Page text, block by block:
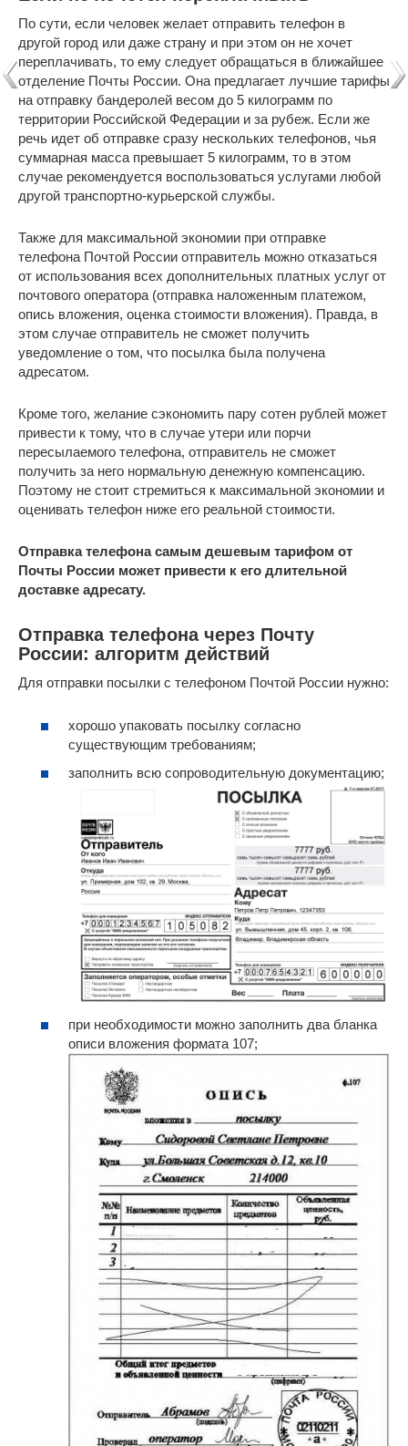
По сути, если человек желает отправить телефон в
другой город или даже страну и при этом он не хочет
переплачивать, то ему следует обращаться в ближайшее
отделение Почты России. Она предлагает лучшие тарифы
на отправку бандеролей весом до 5 килограмм по
территории Российской Федерации и за рубеж. Если же
речь идет об отправке сразу нескольких телефонов, чья
суммарная масса превышает 5 килограмм, то в этом
случае рекомендуется воспользоваться услугами любой
другой транспортно-курьерской службы.
Также для максимальной экономии при отправке
телефона Почтой России отправитель можно отказаться
от использования всех дополнительных платных услуг от
почтового оператора (отправка наложенным платежом,
опись вложения, оценка стоимости вложения). Правда, в
этом случае отправитель не сможет получить
уведомление о том, что посылка была получена
адресатом.
Кроме того, желание сэкономить пару сотен рублей может
привести к тому, что в случае утери или порчи
пересылаемого телефона, отправитель не сможет
получить за него нормальную денежную компенсацию.
Поэтому не стоит стремиться к максимальной экономии и
оценивать телефон ниже его реальной стоимости.
Отправка телефона самым дешевым тарифом от
Почты России может привести к его длительной
доставке адресату.
Отправка телефона через Почту
России: алгоритм действий
Для отправки посылки с телефоном Почтой России нужно:
хорошо упаковать посылку согласно
существующим требованиям;
заполнить всю сопроводительную документацию;
при необходимости можно заполнить два бланка
описи вложения формата 107;